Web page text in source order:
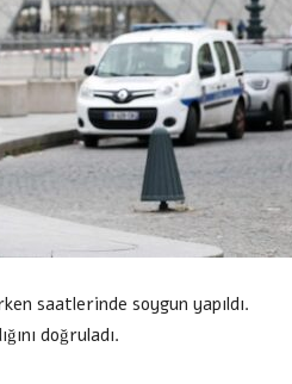
saatlerinde soygun yapıldı.
doğruladı.